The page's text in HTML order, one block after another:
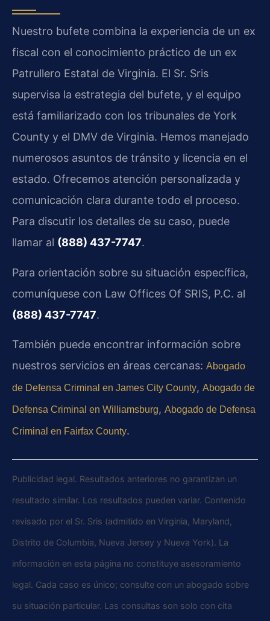
Nuestro bufete combina la experiencia de un ex
fiscal con el conocimiento práctico de un ex
Patrullero Estatal de Virginia. El Sr. Sris
supervisa la estrategia del bufete, y el equipo
está familiarizado con los tribunales de York
County y el DMV de Virginia. Hemos manejado
numerosos asuntos de tránsito y licencia en el
estado. Ofrecemos atención personalizada y
comunicación clara durante todo el proceso.
Para discutir los detalles de su caso, puede
llamar al (888) 437-7747.
Para orientación sobre su situación específica,
comuníquese con Law Offices Of SRIS, P.C. al
(888) 437-7747.
También puede encontrar información sobre
nuestros servicios en áreas cercanas: Abogado
de Defensa Criminal en James City County, Abogado de
Defensa Criminal en Williamsburg, Abogado de Defensa
Criminal en Fairfax County.
Publicidad legal. Resultados anteriores no garantizan un
resultado similar. Los resultados pueden variar. Contenido
revisado por el Sr. Sris (admitido en Virginia, Maryland,
Distrito de Columbia, Nueva Jersey y Nueva York). La
información en esta página no constituye asesoramiento
legal. Cada caso es único; consulte con un abogado sobre
su situación particular. Las consultas son solo con cita